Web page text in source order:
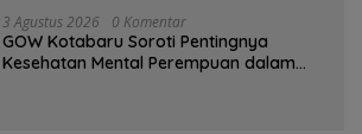
3 Agustus 2026 0 Komentar
GOW Kotabaru Soroti Pentingnya
Kesehatan Mental Perempuan dalam